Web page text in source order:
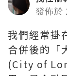
發佈於
我們經常掛
合併後的「
(City of